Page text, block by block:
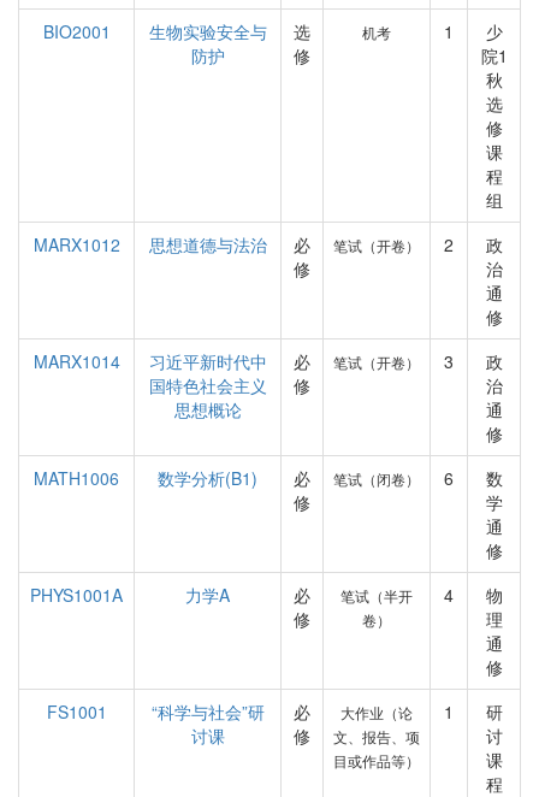
BIO2001
生物实验安全与
防护
选
修
机考 1
少
院1
秋
选
修
课
程
组
MARX1012
思想道德与法治
必
修
笔试（开卷） 2
政
治
通
修
MARX1014
习近平新时代中
国特色社会主义
思想概论
必
修
笔试（开卷） 3
政
治
通
修
MATH1006
数学分析(B1)
必
修
笔试（闭卷） 6
数
学
通
修
PHYS1001A
力学A
必
修
笔试（半开
卷）
4
物
理
通
修
FS1001
“科学与社会”研
讨课
必
修
大作业（论
文、报告、项
目或作品等）
1
研
讨
课
程